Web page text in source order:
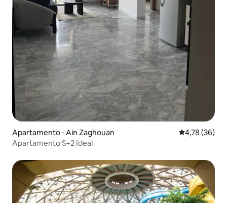
Apartamento ⋅ Ain Zaghouan 4,78 de uma
4,78 (36)
Apartamento S+2 Ideal